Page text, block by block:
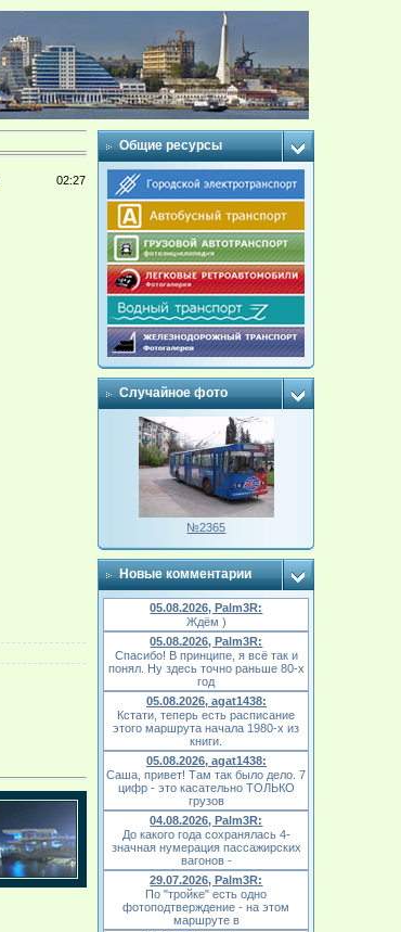
02:27
Общие ресурсы
Случайное фото
№2365
Новые комментарии
05.08.2026, Palm3R:
Ждём )
05.08.2026, Palm3R:
Спасибо! В принципе, я всё так и
понял. Ну здесь точно раньше 80-х
год
05.08.2026, agat1438:
Кстати, теперь есть расписание
этого маршрута начала 1980-х из
книги.
05.08.2026, agat1438:
Саша, привет! Там так было дело. 7
цифр - это касательно ТОЛЬКО
грузов
04.08.2026, Palm3R:
До какого года сохранялась 4-
значная нумерация пассажирских
вагонов -
29.07.2026, Palm3R:
По "тройке" есть одно
фотоподтверждение - на этом
маршруте в